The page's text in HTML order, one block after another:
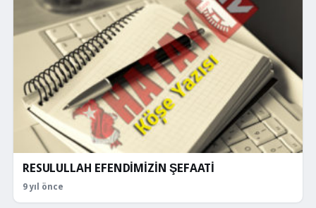
RESULULLAH EFENDİMİZİN ŞEFAATİ
9 yıl önce